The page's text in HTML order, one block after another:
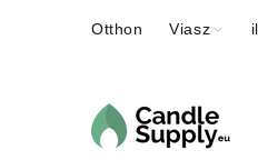
Otthon Viasz